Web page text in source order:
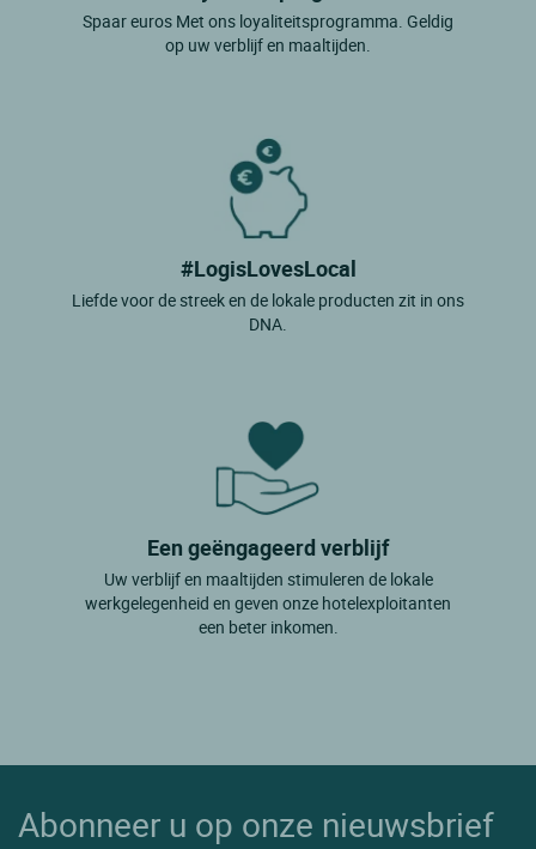
Spaar euros Met ons loyaliteitsprogramma. Geldig
op uw verblijf en maaltijden.
#LogisLovesLocal
Liefde voor de streek en de lokale producten zit in ons
DNA.
Een geëngageerd verblijf
Uw verblijf en maaltijden stimuleren de lokale
werkgelegenheid en geven onze hotelexploitanten
een beter inkomen.
Abonneer u op onze nieuwsbrief